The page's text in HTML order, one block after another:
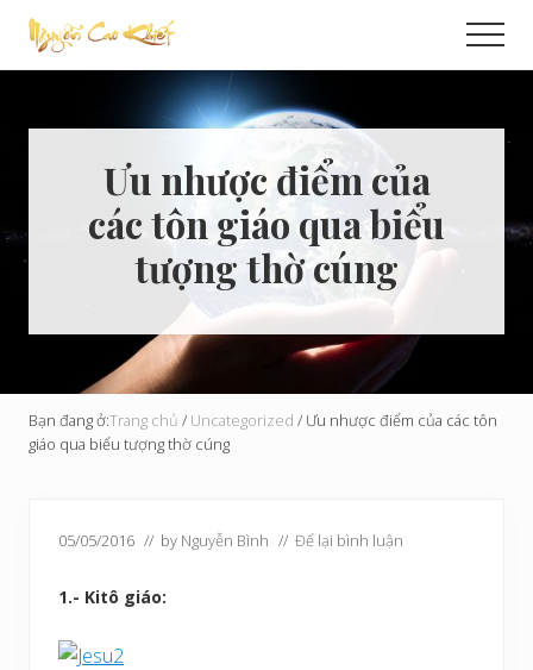
Menu
Skip
main
qua
primary
Cải
Cầu
Ưu nhược điểm của
các tôn giáo qua biểu
tượng thờ cúng
Bạn đang ở:Trang chủ / Uncategorized / Ưu nhược điểm của các tôn
giáo qua biểu tượng thờ cúng
05/05/2016 // by Nguyễn Bình // Để lại bình luận
1.- Kitô giáo: